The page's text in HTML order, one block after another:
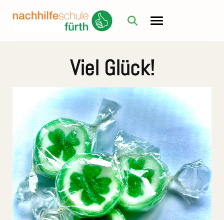
Viel Glück!